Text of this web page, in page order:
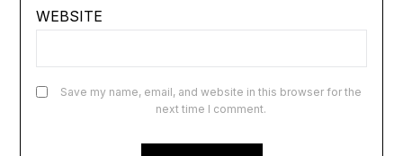
WEBSITE
Save my name, email, and website in this browser for the
next time I comment.